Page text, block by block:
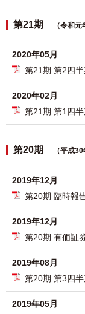
第21期 （令和
2020年05月
第21期 第2四
2020年02月
第21期 第1四
第20期 （平成
2019年12月
第20期 臨時報
2019年12月
第20期 有価証
2019年08月
第20期 第3四
2019年05月